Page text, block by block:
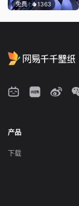
免费 1363
产品
下载